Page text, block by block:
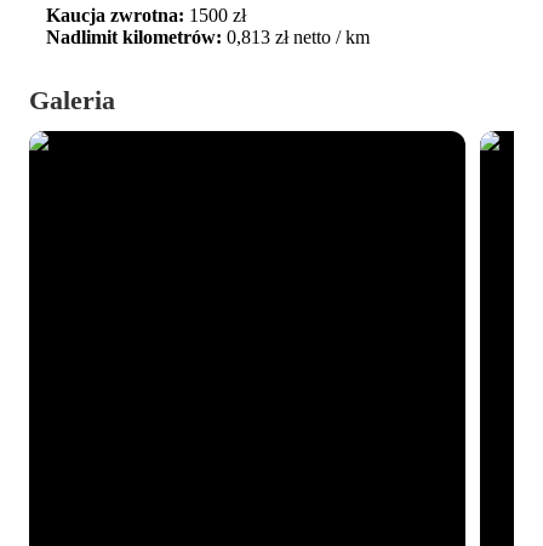
Kaucja zwrotna: 1500 zł
Nadlimit kilometrów: 0,813 zł netto / km
Galeria